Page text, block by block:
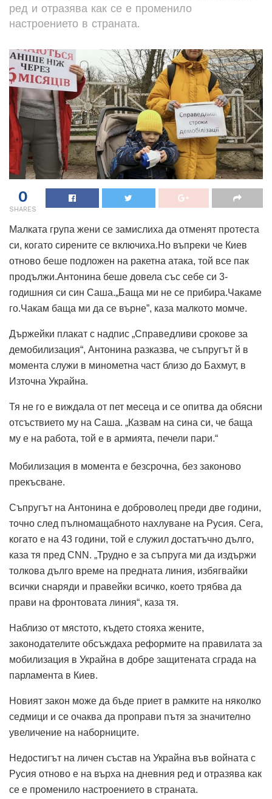
ред и отразява как се е променило
настроението в страната.
0
SHARES
Малката група жени се замислиха да отменят протеста
си, когато сирените се включиха.Но въпреки че Киев
отново беше подложен на ракетна атака, той все пак
продължи.Антонина беше довела със себе си 3-
годишния си син Саша.„Баща ми не се прибира.Чакаме
го.Чакам баща ми да се върне”, каза малкото момче.
Държейки плакат с надпис „Справедливи срокове за
демобилизация“, Антонина разказва, че съпругът й в
момента служи в минометна част близо до Бахмут, в
Източна Украйна.
Тя не го е виждала от пет месеца и се опитва да обясни
отсъствието му на Саша. „Казвам на сина си, че баща
му е на работа, той е в армията, печели пари.“
Мобилизация в момента е безсрочна, без законово
прекъсване.
Съпругът на Антонина е доброволец преди две години,
точно след пълномащабното нахлуване на Русия. Сега,
когато е на 43 години, той е служил достатъчно дълго,
каза тя пред CNN. „Трудно е за съпруга ми да издържи
толкова дълго време на предната линия, избягвайки
всички снаряди и правейки всичко, което трябва да
прави на фронтовата линия“, каза тя.
Наблизо от мястото, където стояха жените,
законодателите обсъждаха реформите на правилата за
мобилизация в Украйна в добре защитената сграда на
парламента в Киев.
Новият закон може да бъде приет в рамките на няколко
седмици и се очаква да проправи пътя за значително
увеличение на наборниците.
Недостигът на личен състав на Украйна във войната с
Русия отново е на върха на дневния ред и отразява как
се е променило настроението в страната.